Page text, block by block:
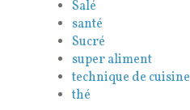
Salé
santé
Sucré
super aliment
technique de cuisine
thé